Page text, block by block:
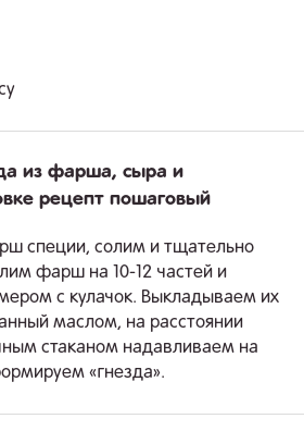
из фарша, сыра и
рецепт пошаговый
специи, солим и тщательно
фарш на 10-12 частей и
с кулачок. Выкладываем их
маслом, на расстоянии
стаканом надавливаем на
«гнезда».